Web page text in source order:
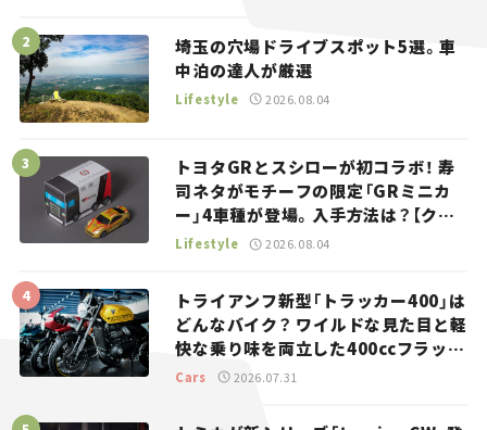
埼玉の穴場ドライブスポット5選。車
中泊の達人が厳選
Lifestyle 2026.08.04
トヨタGRとスシローが初コラボ！ 寿
司ネタがモチーフの限定「GRミニカ
ー」4車種が登場。入手方法は？【クル
マとホビー】
Lifestyle 2026.08.04
トライアンフ新型「トラッカー400」は
どんなバイク？ ワイルドな見た目と軽
快な乗り味を両立した400ccフラット
トラッカー【試乗レビュー】
Cars 2026.07.31